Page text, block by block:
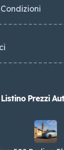
Listino Prezzi